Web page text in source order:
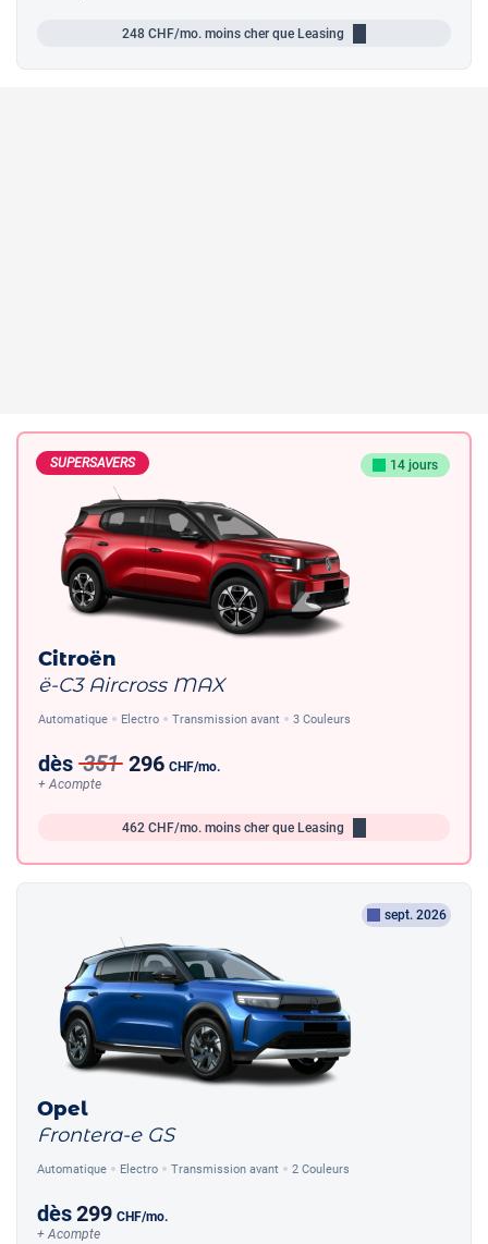
248 CHF/mo. moins cher que Leasing
SUPERSAVERS 14 jours
Citroën
ë-C3 Aircross MAX
Automatique Electro Transmission avant 3 Couleurs
dès 351 296 CHF/mo.
+ Acompte
462 CHF/mo. moins cher que Leasing
sept. 2026
Opel
Frontera-e GS
Automatique Electro Transmission avant 2 Couleurs
dès299 CHF/mo.
+ Acompte